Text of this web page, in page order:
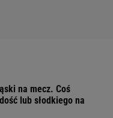
na mecz. Coś
lub słodkiego na